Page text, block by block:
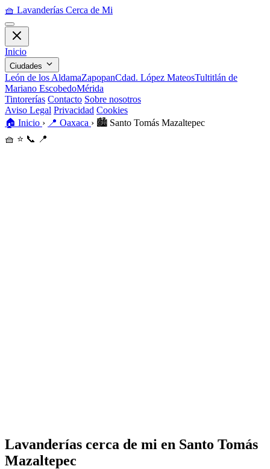
🧺 Lavanderías Cerca de Mi
Inicio
Ciudades
León de los AldamaZapopanCdad. López MateosTultitlán de
Mariano EscobedoMérida
Tintorerías Contacto Sobre nosotros
Aviso Legal Privacidad Cookies
🏠 Inicio › 📍 Oaxaca › 🏙️ Santo Tomás Mazaltepec
🧺 ⭐ 📞 📍
Lavanderías cerca de mi en Santo Tomás
Mazaltepec